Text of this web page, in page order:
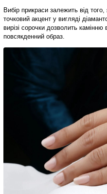
Вибір прикраси залежить від
точковий акцент у вигляді
вирізі сорочки дозволить
повсякденний образ.